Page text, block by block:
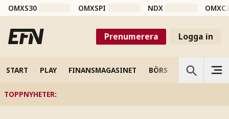
OMXS30 OMXSPI NDX
Prenumerera Logga in
START PLAY FINANSMAGASINET BÖRS VETENSKAP
TOPPNYHETER: